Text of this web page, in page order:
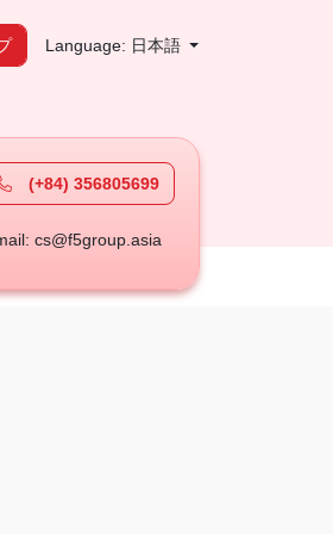
Language: 日本語
(+84) 356805699
cs@f5group.asia